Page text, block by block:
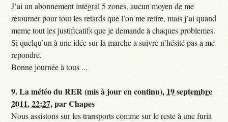
J’ai un abonnement intégral 5 zones, aucun moyen de me
retourner pour tout les retards que l’on me retire, mais j’ai quand
meme tout les justificatifs que je demande à chaques problemes.
Si quelqu’un à une idée sur la marche a suivre n’hésité pas a me
repondre.
Bonne journée à tous ...
9.La météo du RER (mis à jour en continu), 19 septembre
2011, 22:27,parChapes
Nous assistons sur les transports comme sur le reste à une furia